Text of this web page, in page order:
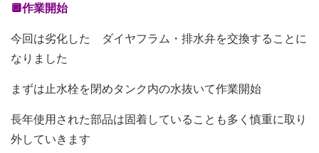
🔲作業開始
今回は劣化した ダイヤフラム・排水弁を交換することに
なりました
まずは止水栓を閉めタンク内の水抜いて作業開始
長年使用された部品は固着していることも多く慎重に取り
外していきます